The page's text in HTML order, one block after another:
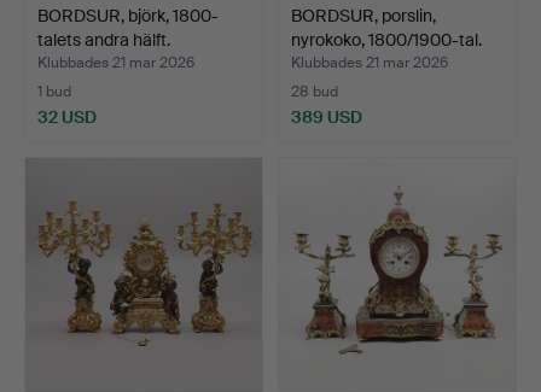
BORDSUR, björk, 1800-
talets andra hälft.
Klubbades 21 mar 2026
1 bud
32 USD
BORDSUR, porslin,
nyrokoko, 1800/1900-tal.
Klubbades 21 mar 2026
28 bud
389 USD